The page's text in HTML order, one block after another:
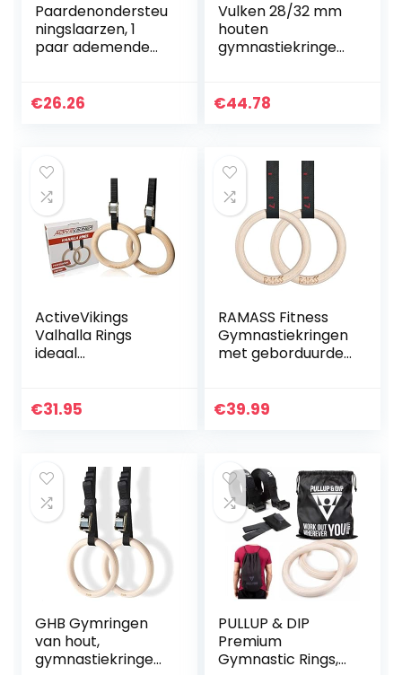
Paardenondersteu
ningslaarzen, 1
paar ademende
beenbeschermers
€26.26
Vulken 28/32 mm
houten
gymnastiekringen
banden.
€44.78
ActiveVikings
Valhalla Rings
ideaal
buiten, turnringen,
€31.95
RAMASS Fitness
Gymnastiekringen
met geborduurde
voor gymnastiek
€39.99
GHB Gymringen
van hout,
gymnastiekringen
PULLUP & DIP
Premium
Gymnastic Rings,